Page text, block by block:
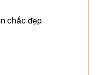
chắc đẹp